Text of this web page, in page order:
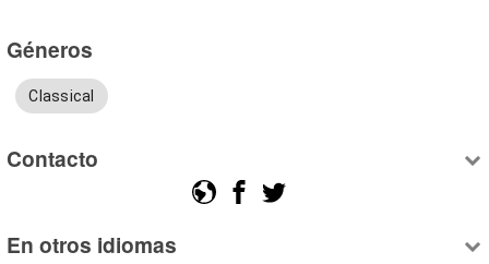
Géneros
Classical
Contacto
En otros idiomas